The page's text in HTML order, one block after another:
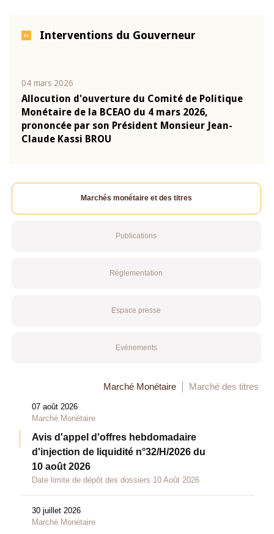
Interventions du Gouverneur
04 mars 2026
Allocution d'ouverture du Comité de Politique
Monétaire de la BCEAO du 4 mars 2026,
prononcée par son Président Monsieur Jean-
Claude Kassi BROU
Marchés monétaire et des titres
Publications
Réglementation
Espace presse
Evénements
Marché Monétaire Marché des titres
07 août 2026
Marché Monétaire
Avis d'appel d'offres hebdomadaire
d'injection de liquidité n°32/H/2026 du
10 août 2026
Date limite de dépôt des dossiers 10 Août 2026
30 juillet 2026
Marché Monétaire